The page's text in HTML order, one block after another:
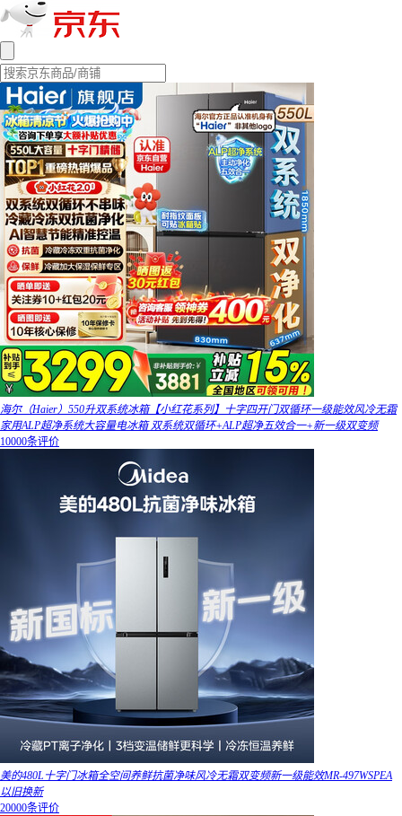
海尔（Haier）550升双系统冰箱【小红花系列】十字四开门双循环一级能效风冷无霜
家用ALP超净系统大容量电冰箱 双系统双循环+ALP超净五效合一+新一级双变频
10000条评价
美的480L十字门冰箱全空间养鲜抗菌净味风冷无霜双变频新一级能效MR-497WSPEA
以旧换新
20000条评价